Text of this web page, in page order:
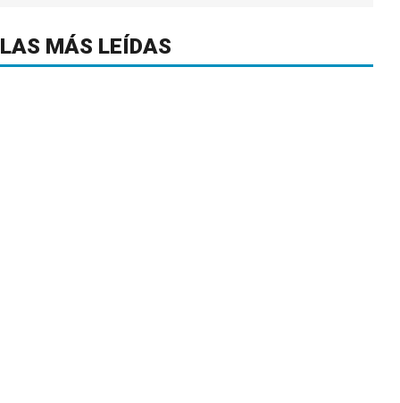
LAS MÁS LEÍDAS